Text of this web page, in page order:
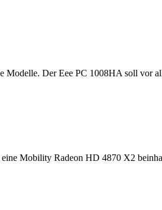
Modelle. Der Eee PC 1008HA soll vor
Mobility Radeon HD 4870 X2